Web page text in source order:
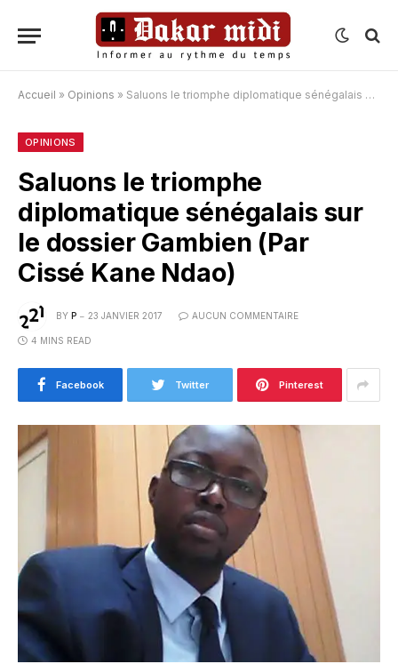
Accueil » Opinions » Saluons le triomphe diplomatique sénégalais sur le dossier Gambien (Par Cissé Kane Ndao)
OPINIONS
Saluons le triomphe
diplomatique sénégalais sur
le dossier Gambien (Par
Cissé Kane Ndao)
BY P 23 JANVIER 2017 AUCUN COMMENTAIRE
4 MINS READ
Facebook Twitter Pinterest